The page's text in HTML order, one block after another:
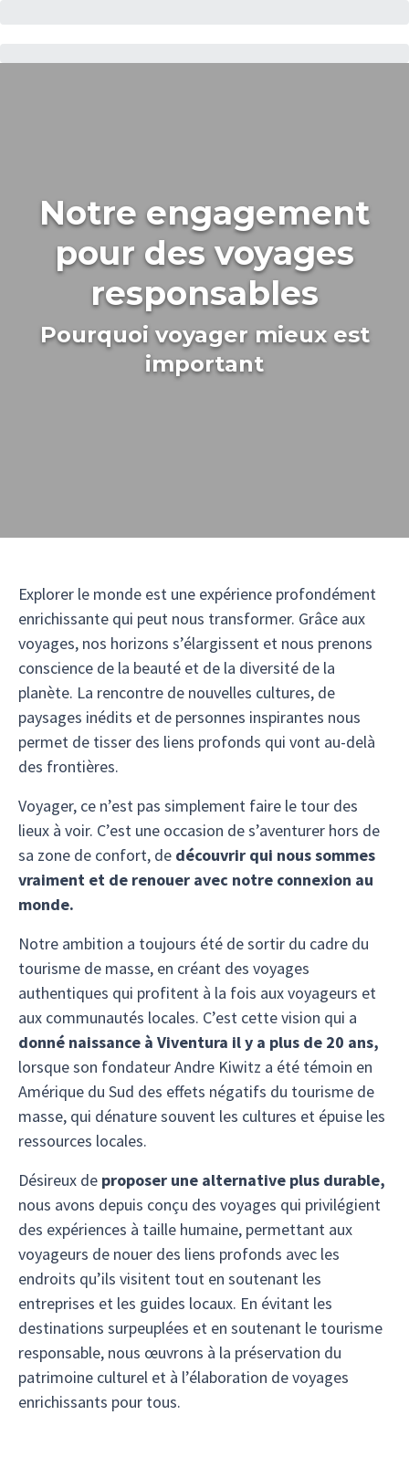
Notre engagement
pour des voyages
responsables
Pourquoi voyager mieux est
important
Explorer le monde est une expérience profondément
enrichissante qui peut nous transformer. Grâce aux
voyages, nos horizons s’élargissent et nous prenons
conscience de la beauté et de la diversité de la
planète. La rencontre de nouvelles cultures, de
paysages inédits et de personnes inspirantes nous
permet de tisser des liens profonds qui vont au-delà
des frontières.
Voyager, ce n’est pas simplement faire le tour des
lieux à voir. C’est une occasion de s’aventurer hors de
sa zone de confort, de découvrir qui nous sommes
vraiment et de renouer avec notre connexion au
monde.
Notre ambition a toujours été de sortir du cadre du
tourisme de masse, en créant des voyages
authentiques qui profitent à la fois aux voyageurs et
aux communautés locales. C’est cette vision qui a
donné naissance à Viventura il y a plus de 20 ans,
lorsque son fondateur Andre Kiwitz a été témoin en
Amérique du Sud des effets négatifs du tourisme de
masse, qui dénature souvent les cultures et épuise les
ressources locales.
Désireux de proposer une alternative plus durable,
nous avons depuis conçu des voyages qui privilégient
des expériences à taille humaine, permettant aux
voyageurs de nouer des liens profonds avec les
endroits qu’ils visitent tout en soutenant les
entreprises et les guides locaux. En évitant les
destinations surpeuplées et en soutenant le tourisme
responsable, nous œuvrons à la préservation du
patrimoine culturel et à l’élaboration de voyages
enrichissants pour tous.